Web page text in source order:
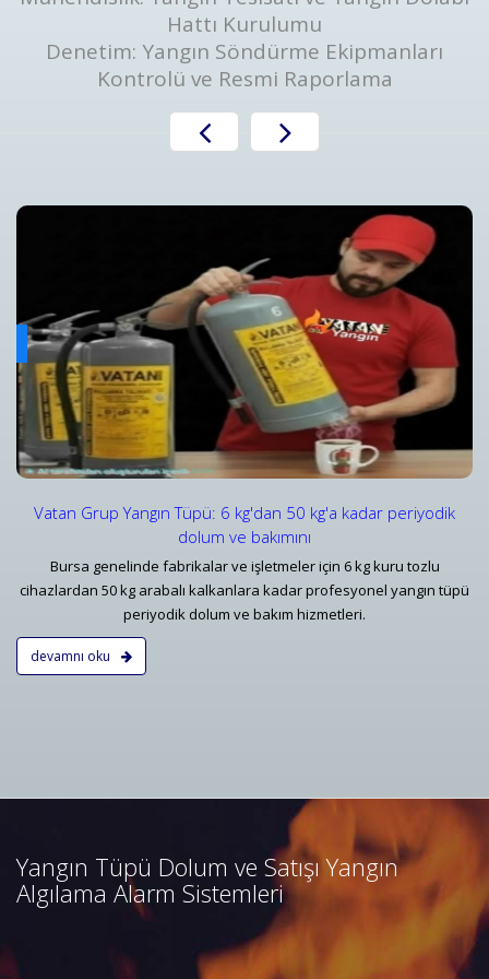
Hattı Kurulumu
Denetim: Yangın Söndürme Ekipmanları
Kontrolü ve Resmi Raporlama
Vatan Grup Yangın Tüpü: 6 kg'dan 50 kg'a kadar periyodik
dolum ve bakımını
Bursa genelinde fabrikalar ve işletmeler için 6 kg kuru tozlu
cihazlardan 50 kg arabalı kalkanlara kadar profesyonel yangın tüpü
periyodik dolum ve bakım hizmetleri.
devamnı oku
Yangın Algılama ve Alarm Bakım ve Kontrolleri
Yangın Algılama ve Alarm Sistemi Bakımı | Periyodik
Detaylar
Yangın Tüpü Dolum ve Satışı Yangın
Algılama Alarm Sistemleri
Bursa adresli ve konvansiyonel
yangın alarm sistemleri
projelendirme, duman, ısı,
kombine dedektörler, kontrol
panelleri ve yangın butonları
satış, bakım, montajı.
Devamını Oku